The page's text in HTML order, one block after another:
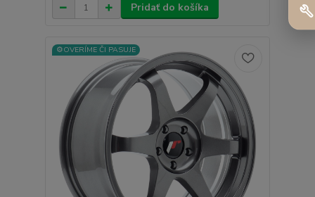
Pridať do košíka
⚙️OVERÍME ČI PASUJE